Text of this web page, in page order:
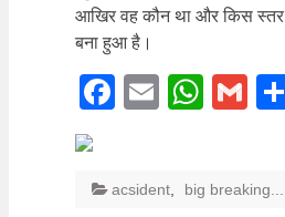
आखिर वह कौन था और किस स्तर
बना हुआ है।
Facebook
Email
acsident big